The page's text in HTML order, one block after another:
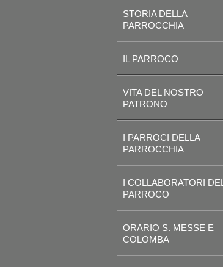
STORIA DELLA
PARROCCHIA
IL PARROCO
VITA DEL NOSTRO
PATRONO
I PARROCI DELLA
PARROCCHIA
I COLLABORATORI DEL
PARROCO
ORARIO S. MESSE E
COLOMBA